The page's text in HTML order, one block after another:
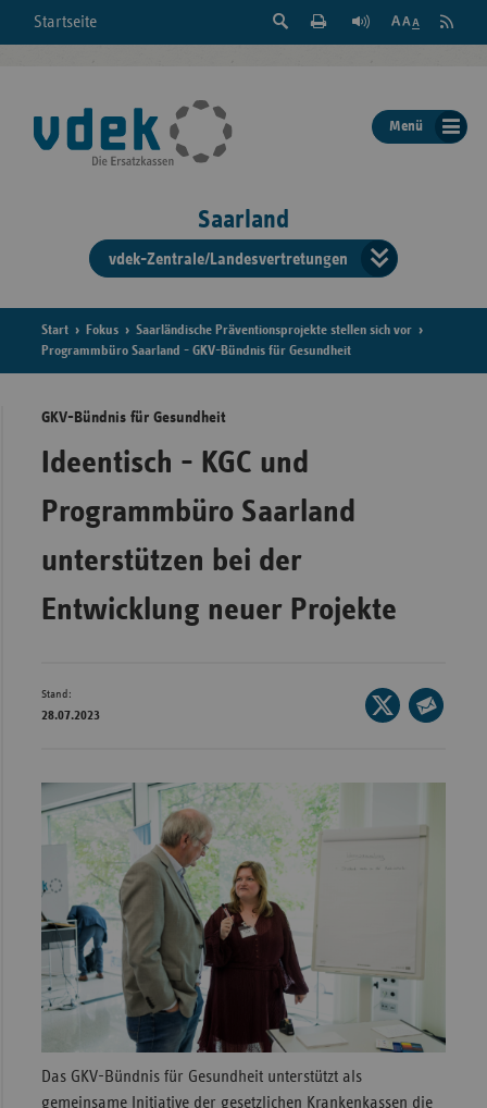
Startseite
Suche
der
Seite
Feed
Menü
Saarland
vdek-Zentrale/Landesvertretungen
der
Start Fokus
Saarländische Präventionsprojekte stellen sich vor
Programmbüro Saarland - GKV-Bündnis für Gesundheit
GKV-Bündnis für Gesundheit
Ideentisch - KGC und
Programmbüro Saarland
unterstützen bei der
Entwicklung neuer Projekte
Stand:
28.07.2023
Seite
auf
E-
teilen
Das GKV-Bündnis für Gesundheit unterstützt als
gemeinsame Initiative der gesetzlichen Krankenkassen die